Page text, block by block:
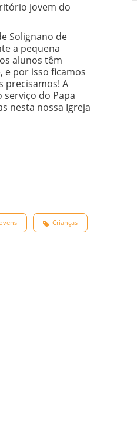
jovem do
Solignano de
a pequena
alunos têm
e por isso ficamos
precisamos! A
do Papa
nesta nossa Igreja
Crianças